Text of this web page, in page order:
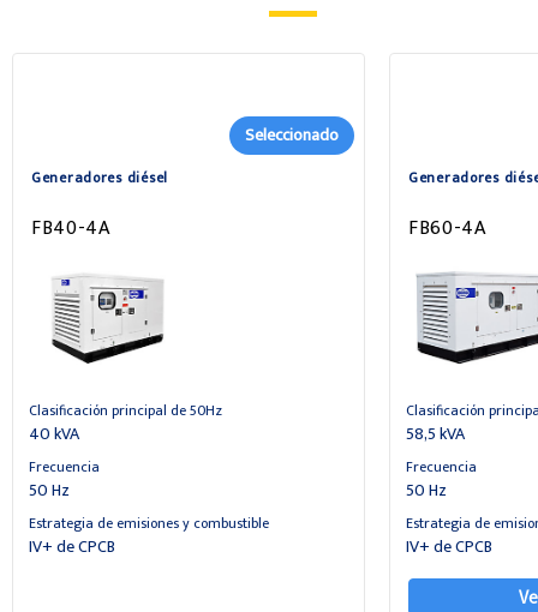
Generadores diésel
Seleccionado
FB40-4A
Clasificación principal de 50Hz
40 kVA
Frecuencia
50 Hz
Estrategia de emisiones y combustible
IV+ de CPCB
Generadores
FB60-4A
Clasificación
58,5 kVA
Frecuencia
50 Hz
Estrategia de
IV+ de CPCB